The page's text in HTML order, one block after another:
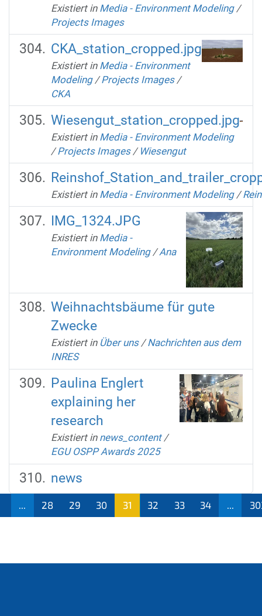
Existiert in Media - Environment Modeling /
Projects Images
CKA_station_cropped.jpg
Existiert in Media - Environment
Modeling /Projects Images /
CKA
Wiesengut_station_cropped.jpg
Existiert in Media - Environment Modeling
/Projects Images / Wiesengut
Existiert in Media - Environment Modeling /
IMG_1324.JPG
Existiert in Media -
Environment Modeling /Ana
Weihnachtsbäume für gute
Zwecke
Existiert in Über uns /Nachrichten aus dem
INRES
Paulina Englert
explaining her
research
Existiert in news_content /
EGU OSPP Awards 2025
news
... 28 29 30
31
32 33 34 ...